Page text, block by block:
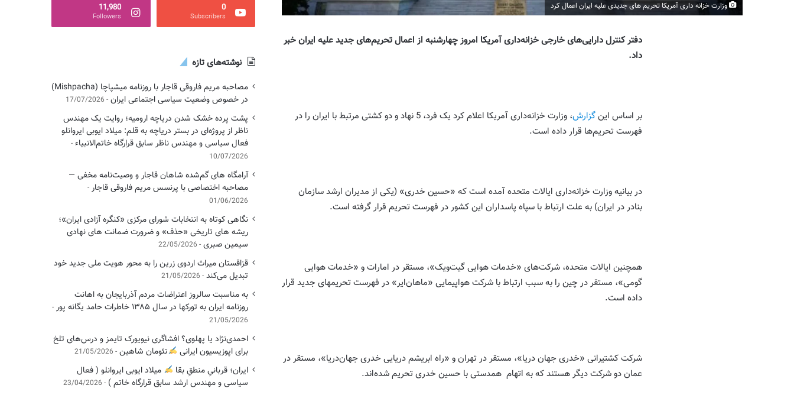
وزارت خزانه داری آمریکا تحریم های جدیدی علیه ایران اعمال کرد
دفتر کنترل دارایی‌های خارجی خزانه‌داری آمریکا امروز چهارشنبه از اعمال تحریم‌های جدید علیه ایران خبر
داد.
بر اساس اینگزارش
، وزارت خزانه‌داری آمریکا اعلام کرد یک فرد، 5 نهاد و دو کشتی مرتبط با ایران را در
فهرست تحریم‌ها قرار داده است.
در بیانیه وزارت خزانه‌داری ایالات متحده آمده است که «حسین خدری» (یکی از مدیران ارشد سازمان
بنادر در ایران) به علت ارتباط با سپاه پاسداران این کشور در فهرست تحریم قرار گرفته است.
همچنین ایالات متحده، شرکت‌های «خدمات هوایی گیت‌ویک»، مستقر در امارات و «خدمات هوایی
گومی»، مستقر در چین را به سبب ارتباط با شرکت هواپیمایی «ماهان‌ایر» در فهرست تحریمهای جدید قرار
داده است.
شرکت کشتیرانی «خدری جهان دریا»، مستقر در تهران و «راه ابریشم دریایی خدری جهان‌دریا»، مستقر در
عمان دو شرکت دیگر هستند که به اتهام همدستی با حسین خدری تحریم شده‌اند.
0
Subscribers
11,980
Followers
نوشته‌های تازه
مصاحبه مریم فاروقی قاجار با روزنامه میشپاچا (Mishpacha)
در خصوص وضعیت سیاسی اجتماعی ایران 17/07/2026
پشت پرده خشک شدن دریاچه ارومیه؛ روایت یک مهندس
ناظر از پروژه‌ای در بستر دریاچه به قلم: میلاد ایوبی ایروانلو
فعال سیاسی و مهندس ناظر سابق قرارگاه خاتم‌الانبیاء
10/07/2026
آرامگاه های گم‌شده شاهان قاجار و وصیت‌نامه مخفی —
مصاحبه اختصاصی با پرنسس مریم فاروقی قاجار
01/06/2026
نگاهی کوتاه به انتخابات شورای مرکزی «کنگره آزادی ایران»؛
ریشه های تاریخی «حذف» و ضرورت ضمانت های نهادی
سیمین صبری 22/05/2026
قزاقستان میراث اردوی زرین را به محور هویت ملی جدید خود
تبدیل می‌کند 21/05/2026
به مناسبت سالروز اعتراضات مردم آذربایجان به اهانت
روزنامه ایران به تورکها در سال ۱۳۸۵ خاطرات حامد یگانه پور
21/05/2026
احمدی‌نژاد یا پهلوی؟ افشاگری نیویورک تایمز و درس‌های تلخ
برای اپوزیسیون ایرانی
تئومان شاهین 21/05/2026
ایران؛ قربانیِ منطقِ بقا
میلاد ایوبی ایروانلو ( فعال
سیاسی ‌و مهندس ارشد سابق قرارگاه خاتم ) 23/04/2026